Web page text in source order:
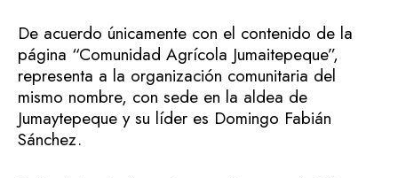
De acuerdo únicamente con el contenido de la
página “Comunidad Agrícola Jumaitepeque”,
representa a la organización comunitaria del
mismo nombre, con sede en la aldea de
Jumaytepeque y su líder es Domingo Fabián
Sánchez.